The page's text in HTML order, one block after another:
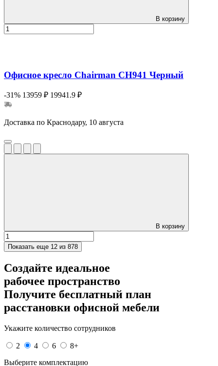
В корзину
Офисное кресло Chairman CH941 Черный
-31% 13959 ₽ 19941.9 ₽
Доставка по Краснодару, 10 августа
В корзину
Показать еще 12 из 878
Создайте идеальное
рабочее пространство
Получите бесплатный план
расстановки офисной мебели
Укажите количество сотрудников
2 4 6
8+
Выберите комплектацию